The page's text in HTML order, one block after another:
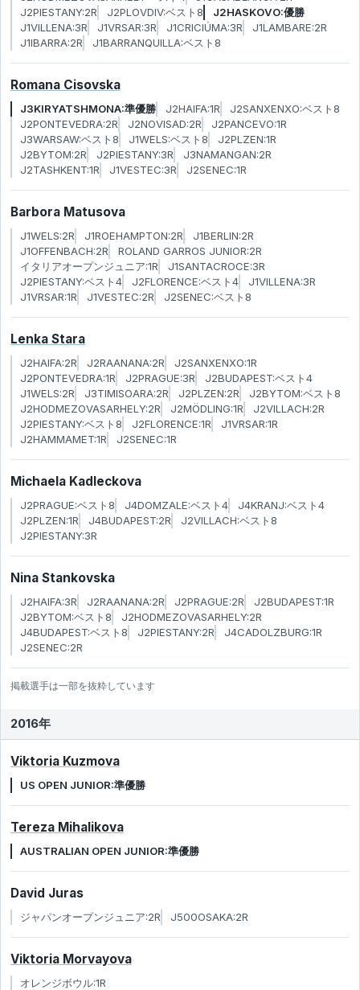
J2PIESTANY:2R
J2PLOVDIV:ベスト8
J2HASKOVO:優勝
J1VILLENA:3R
J1VRSAR:3R J1CRICIÚMA:3R
J1LAMBARE:2R
J1IBARRA:2R
J1BARRANQUILLA:ベスト8
Romana Cisovska
J3KIRYATSHMONA:準優勝 J2HAIFA:1R
J2SANXENXO:ベスト8
J2PONTEVEDRA:2R
J2NOVISAD:2R
J2PANCEVO:1R
J3WARSAW:ベスト8
J1WELS:ベスト8
J2PLZEN:1R
J2BYTOM:2R
J2PIESTANY:3R
J3NAMANGAN:2R
J2TASHKENT:1R
J1VESTEC:3R J2SENEC:1R
Barbora Matusova
J1WELS:2R J1ROEHAMPTON:2R
J1BERLIN:2R
J1OFFENBACH:2R
ROLAND GARROS JUNIOR:2R
イタリアオープンジュニア:1R
J1SANTACROCE:3R
J2PIESTANY:ベスト4
J2FLORENCE:ベスト4
J1VILLENA:3R
J1VRSAR:1R
J1VESTEC:2R J2SENEC:ベスト8
Lenka Stara
J2HAIFA:2R J2RAANANA:2R
J2SANXENXO:1R
J2PONTEVEDRA:1R
J2PRAGUE:3R
J2BUDAPEST:ベスト4
J1WELS:2R
J3TIMISOARA:2R J2PLZEN:2R
J2BYTOM:ベスト8
J2HODMEZOVASARHELY:2R
J2MÖDLING:1R
J2VILLACH:2R
J2PIESTANY:ベスト8
J2FLORENCE:1R
J1VRSAR:1R
J2HAMMAMET:1R
J2SENEC:1R
Michaela Kadleckova
J2PRAGUE:ベスト8 J4DOMZALE:ベスト4
J4KRANJ:ベスト4
J2PLZEN:1R
J4BUDAPEST:2R
J2VILLACH:ベスト8
J2PIESTANY:3R
Nina Stankovska
J2HAIFA:3R J2RAANANA:2R J2PRAGUE:2R
J2BUDAPEST:1R
J2BYTOM:ベスト8
J2HODMEZOVASARHELY:2R
J4BUDAPEST:ベスト8
J2PIESTANY:2R
J4CADOLZBURG:1R
J2SENEC:2R
掲載選手は一部を抜粋しています
2016年
Viktoria Kuzmova
US OPEN JUNIOR:準優勝
Tereza Mihalikova
AUSTRALIAN OPEN JUNIOR:準優勝
David Juras
ジャパンオープンジュニア:2R J500OSAKA:2R
Viktoria Morvayova
オレンジボウル:1R